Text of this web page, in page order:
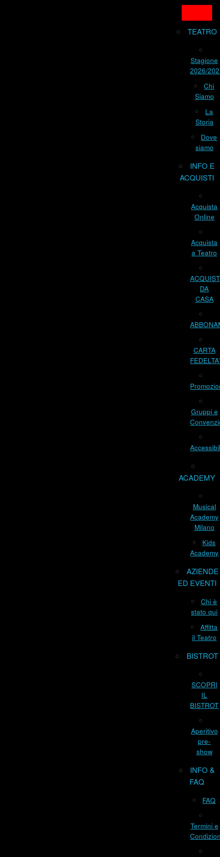
TEATRO
Stagione
2026/
Chi
Siamo
La
Storia
Dove
siamo
INFO E
ACQUISTI
Acquista
Online
Acquista
a Teatro
DA
CASA
CARTA
FEDELTA’
Gruppi e
ACADEMY
Musical
Academy
Milano
Kids
Academy
AZIENDE
ED EVENTI
Chi è
stato qui
Affitta
il Teatro
BISTROT
SCOPRI
IL
BISTROT
Aperitivo
pre-
show
INFO &
FAQ
FAQ
Termini e